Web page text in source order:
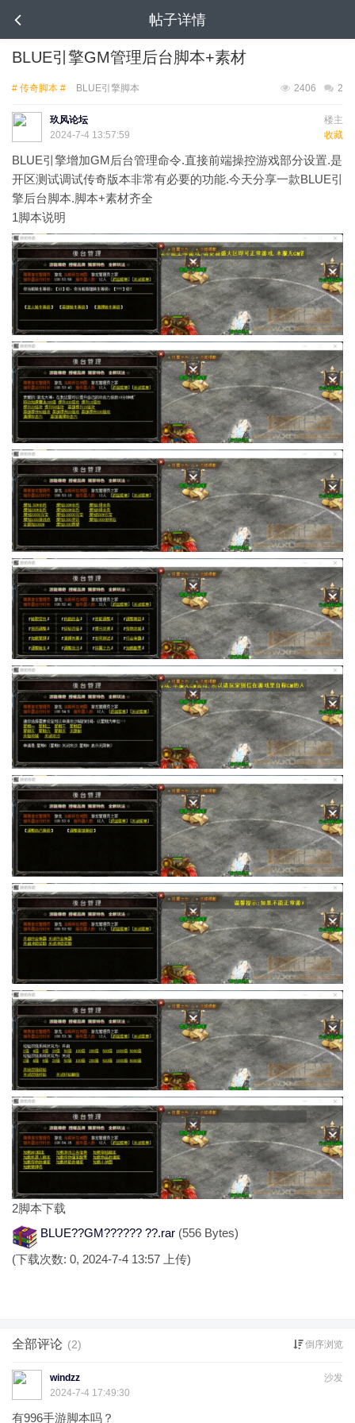
帖子详情
BLUE引擎GM管理后台脚本+素材
# 传奇脚本 # BLUE引擎脚本 2
2406
楼主
玖风论坛
收藏
2024-7-4 13:57:59
BLUE引擎增加GM后台管理命令.直接前端操控游戏部分设置.是
开区测试调试传奇版本非常有必要的功能.今天分享一款BLUE引
擎后台脚本.脚本+素材齐全
1脚本说明
2脚本下载
BLUE??GM?????? ??.rar (556 Bytes)
(下载次数: 0, 2024-7-4 13:57 上传)
全部评论 (2) 倒序浏览
沙发
windzz
2024-7-4 17:49:30
有996手游脚本吗？